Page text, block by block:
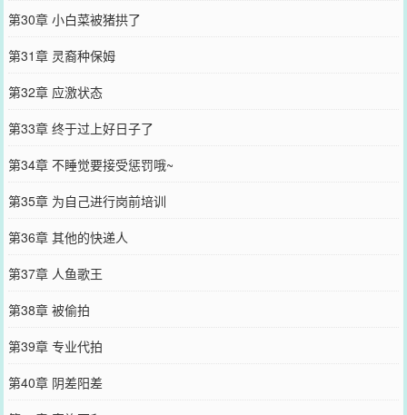
第30章 小白菜被猪拱了
第31章 灵裔种保姆
第32章 应激状态
第33章 终于过上好日子了
第34章 不睡觉要接受惩罚哦~
第35章 为自己进行岗前培训
第36章 其他的快递人
第37章 人鱼歌王
第38章 被偷拍
第39章 专业代拍
第40章 阴差阳差